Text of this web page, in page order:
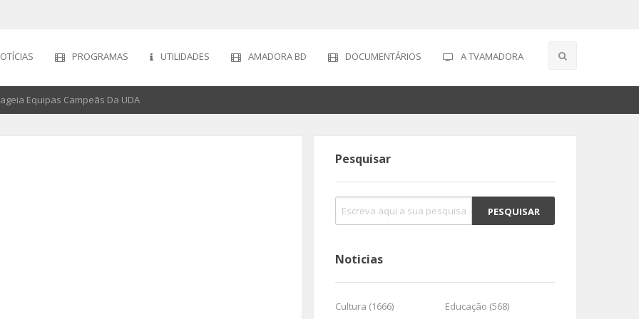
PROGRAMAS UTILIDADES AMADORA BD DOCUMENTÁRIOS A TVAMADORA
Equipas Campeãs Da UDA
Pesquisar
Noticias
Cultura (1666)
Educação (568)